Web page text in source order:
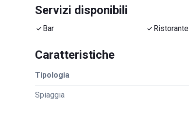
Servizi disponibili
Bar Ristorante
Caratteristiche
Tipologia
Spiaggia